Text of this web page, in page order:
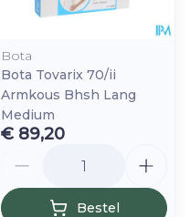
Bota
Bota Tovarix 70/ii
Armkous Bhsh Lang
Medium
€ 89,20
Bestel